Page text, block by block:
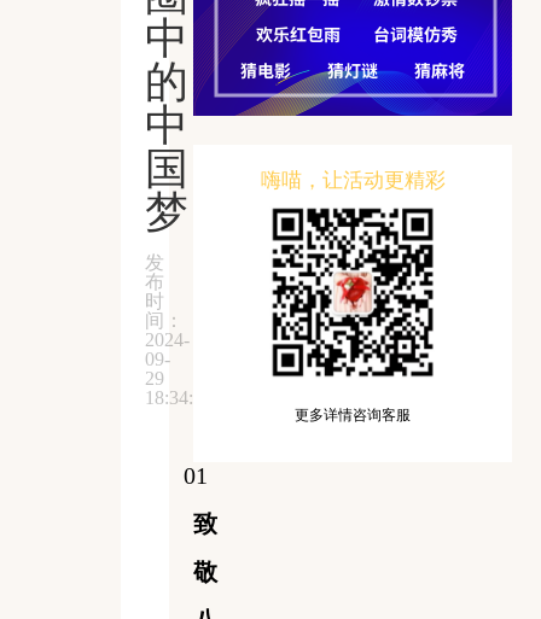
中
的
中
国
梦
发
布
时
间：
2024-
09-
29
18:34:57
01
致
敬
嗨喵，让活动更精彩
更多详情咨询客服